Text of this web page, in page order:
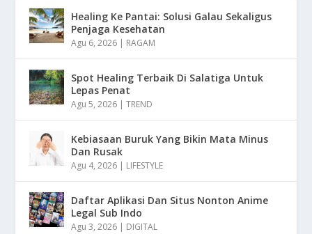
Healing Ke Pantai: Solusi Galau Sekaligus
Penjaga Kesehatan
Agu 6, 2026 RAGAM
Spot Healing Terbaik Di Salatiga Untuk
Lepas Penat
Agu 5, 2026 |TREND
Kebiasaan Buruk Yang Bikin Mata Minus
Dan Rusak
Agu 4, 2026 LIFESTYLE
Daftar Aplikasi Dan Situs Nonton Anime
Legal Sub Indo
Agu 3, 2026 DIGITAL